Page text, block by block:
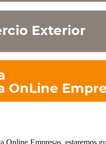
Online Empresas, estaremos